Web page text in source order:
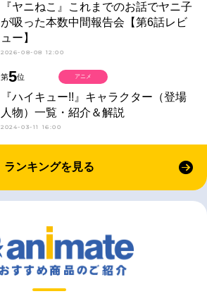
『ヤニねこ』これまでのお話でヤニ子
が吸った本数中間報告会【第6話レビ
ュー】
2026-08-08 12:00
第5位
『ハイキュー!!』キャラクター（登場
人物）一覧・紹介＆解説
2024-03-11 16:00
アニメ
ランキングを見る